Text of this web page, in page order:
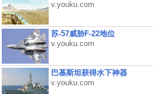
v.youku.com
苏-57威胁F-22地位
v.youku.com
巴基斯坦获得水下神器
v.youku.com